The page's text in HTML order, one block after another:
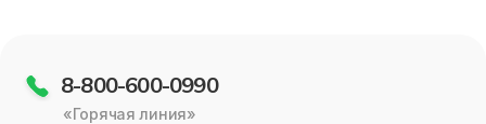
8-800-600-0990
«Горячая линия»